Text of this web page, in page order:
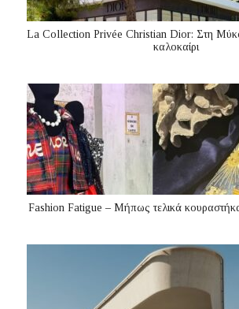
La Collection Privée Christian Dior: Στη
καλοκαίρι
Fashion Fatigue – Μήπως τελικά